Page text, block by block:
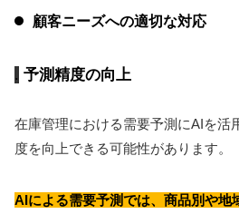
顧客ニーズへの適切な対応
予測精度の向上
在庫管理における需要予測にAIを活
度を向上できる可能性があります。
AIによる需要予測では、商品別や地